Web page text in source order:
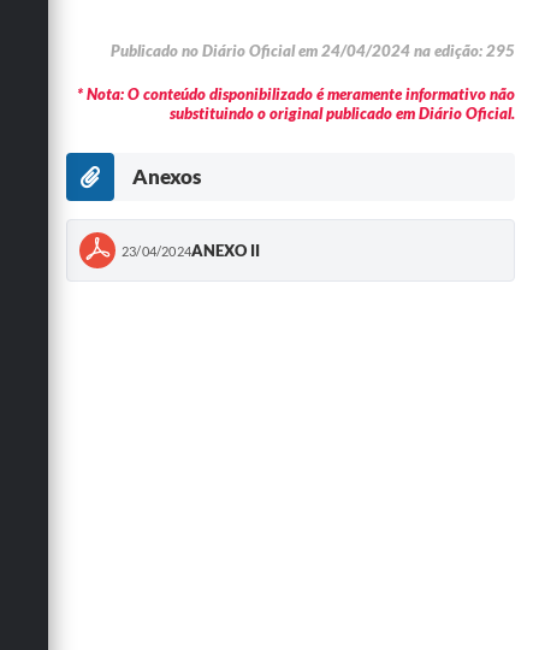
Publicado no Diário Oficial em 24/04/2024 na edição: 295
* Nota: O conteúdo disponibilizado é meramente informativo não
substituindo o original publicado em Diário Oficial.
Anexos
23/04/2024ANEXO II